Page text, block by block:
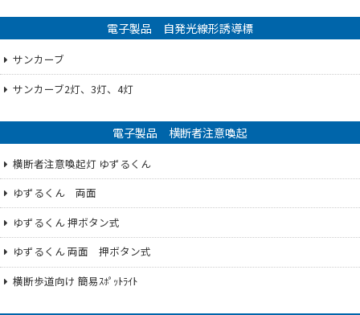
電子製品 自発光線形誘導標
サンカーブ
サンカーブ2灯、3灯、4灯
電子製品 横断者注意喚起
横断者注意喚起灯 ゆずるくん
ゆずるくん 両面
ゆずるくん 押ボタン式
ゆずるくん 両面 押ボタン式
横断歩道向け 簡易ｽﾎﾟｯﾄﾗｲﾄ